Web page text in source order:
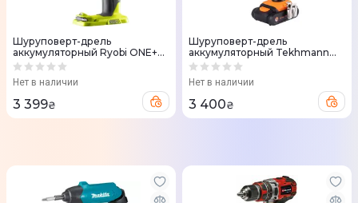
Шуруповерт-дрель
аккумуляторный Ryobi ONE+
R18DD3-0 18V без АКБ и ЗУ
Нет в наличии
3 399₴
Шуруповерт-дрель
аккумуляторный Tekhmann
TCD-18 Li 2.0 18В 18В
Нет в наличии
3 400₴